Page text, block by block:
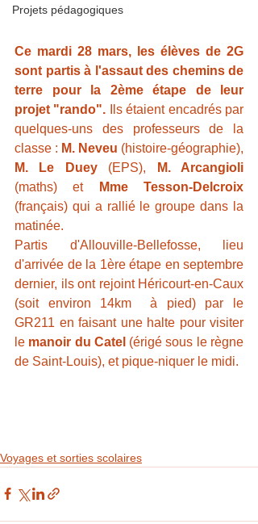
Projets pédagogiques
Ce mardi 28 mars, les élèves de 2G
sont partis à l'assaut des chemins de
terre pour la 2ème étape de leur
projet "rando".
Ils étaient encadrés par
quelques-uns des professeurs de la
classe : M. Neveu
M. Le Duey (EPS),
M. Arcangioli
(maths) et
Mme Tesson-Delcroix
(français) qui a rallié le groupe dans la
matinée.
Partis d'Allouville-Bellefosse, lieu
d'arrivée de la 1ère étape en septembre
dernier, ils ont rejoint Héricourt-en-Caux
(soit environ 14km  à pied) par le
GR211 en faisant une halte pour visiter
le manoir du Catel (érigé sous le règne
de Saint-Louis), et pique-niquer le midi.
Voyages et sorties scolaires